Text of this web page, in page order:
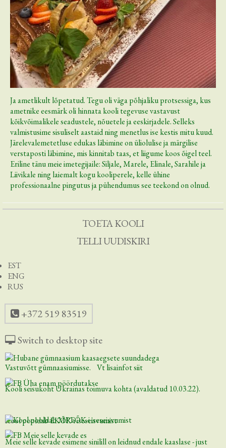
Ja ametlikult lõpetatud. Tegu oli väga põhjaliku protsessiga, kus
ametnike eesmärk oli hinnata kooli tegevuse vastavust
kõikvõimalikele seadustele, nõuetele ja eeskirjadele. Selleks
valmistusime sisuliselt aastaid ning menetlus ise kestis mitu kuud.
Järelevalemetetluse edukas läbimine on üliolulise ja märgilise
verstaposti läbimine, mis kinnitab taas, et liigume koos õigel teel.
Eriline tänu meie imetegijaile: Siljale, Marele, Elinale, Sarahile ja
Liivikale ning laiemalt kogu kooliperele, kelle ühine
professionaalne pingutus ja pühendumus see teekond on olnud.
TOETA KOOLI
TELLI UUDISKIRI
EST
ENG
RUS
+372 519 83519
Switch to desktop site
Vastuvõtt gümnaasiumisse. Vt lisainfot siit
Kooli seisukoht Ukrainas toimuva kohta (avaldatud 10.03.22).
Kool pooldab EKÕK-i iseseisvumist
Meie selle kevade esimene sinilill on leidnud endale kaaslase - just